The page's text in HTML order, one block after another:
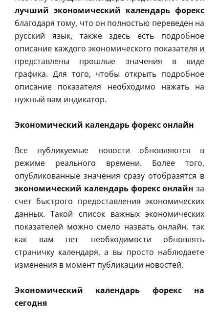
лучший экономический календарь форекс
благодаря тому, что он полностью переведен на
русский язык, также здесь есть подробное
описание каждого экономического показателя и
представлены прошлые значения в виде
графика. Для того, чтобы открыть подробное
описание показателя необходимо нажать на
нужный вам индикатор.
Экономический календарь форекс онлайн
Все публикуемые новости обновляются в
режиме реального времени. Более того,
опубликованные значения сразу отобразятся в
экономический календарь форекс онлайн за
счет быстрого предоставления экономических
данных. Такой список важных экономических
показателей можно смело назвать онлайн, так
как вам нет необходимости обновлять
страничку календаря, а вы просто наблюдаете
изменения в момент публикации новостей.
Экономический календарь форекс на
сегодня